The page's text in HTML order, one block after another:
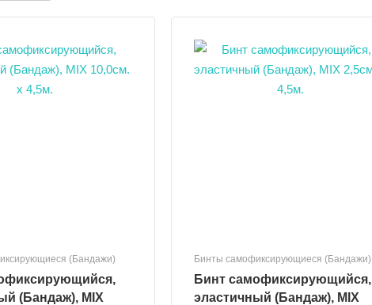
(Бандажи)
(Бандаж), MIX
Бинты самофиксирующиеся (Бандажи)
Бинт самофиксирующийся,
эластичный (Бандаж), MIX